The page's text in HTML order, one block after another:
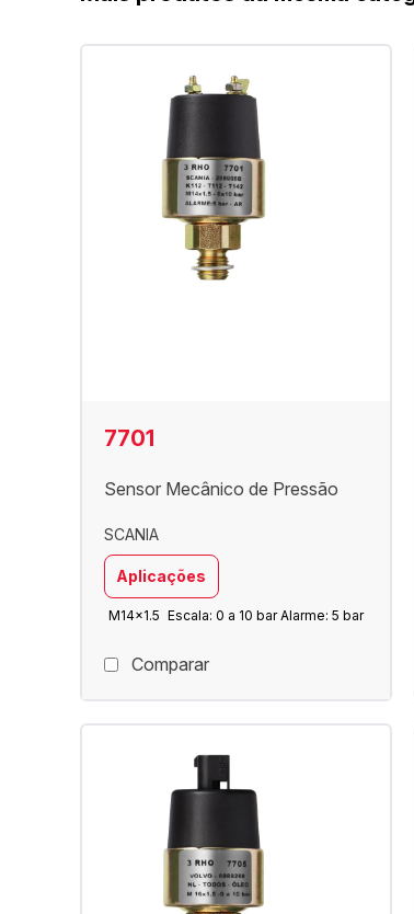
7701
Sensor Mecânico de Pressão
SCANIA
Aplicações
M14x1.5 Escala: 0 a 10 bar Alarme: 5 bar
Comparar